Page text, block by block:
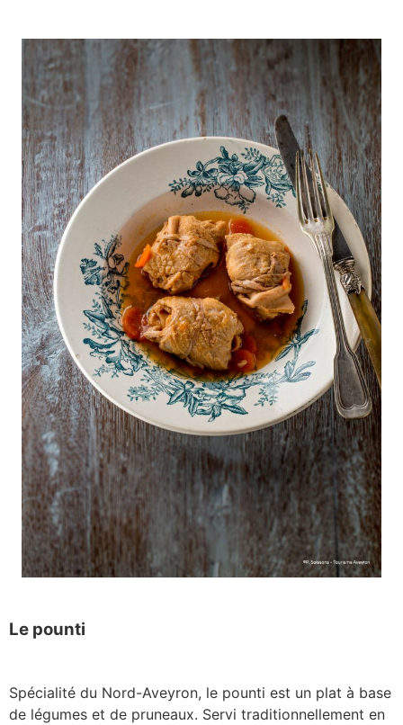
Le pounti
Spécialité du Nord-Aveyron, le pounti est un plat à base
de légumes et de pruneaux. Servi traditionnellement en